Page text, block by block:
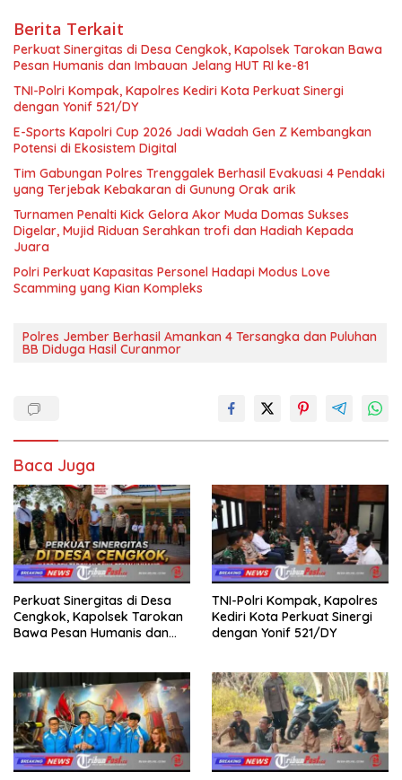
Berita Terkait
Perkuat Sinergitas di Desa Cengkok, Kapolsek Tarokan Bawa
Pesan Humanis dan Imbauan Jelang HUT RI ke-81
TNI-Polri Kompak, Kapolres Kediri Kota Perkuat Sinergi
dengan Yonif 521/DY
E-Sports Kapolri Cup 2026 Jadi Wadah Gen Z Kembangkan
Potensi di Ekosistem Digital
Tim Gabungan Polres Trenggalek Berhasil Evakuasi 4 Pendaki
yang Terjebak Kebakaran di Gunung Orak arik
Turnamen Penalti Kick Gelora Akor Muda Domas Sukses
Digelar, Mujid Riduan Serahkan trofi dan Hadiah Kepada
Juara
Polri Perkuat Kapasitas Personel Hadapi Modus Love
Scamming yang Kian Kompleks
Polres Jember Berhasil Amankan 4 Tersangka dan Puluhan
BB Diduga Hasil Curanmor
Baca Juga
Perkuat Sinergitas di Desa
Cengkok, Kapolsek Tarokan
Bawa Pesan Humanis dan
TNI-Polri Kompak, Kapolres
Kediri Kota Perkuat Sinergi
dengan Yonif 521/DY